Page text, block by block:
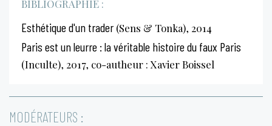
BIBLIOGRAPHIE :
Esthétique d'un trader (Sens & Tonka), 2014
Paris est un leurre : la véritable histoire du faux Paris
(Inculte), 2017, co-autheur : Xavier Boissel
MODÉRATEURS :